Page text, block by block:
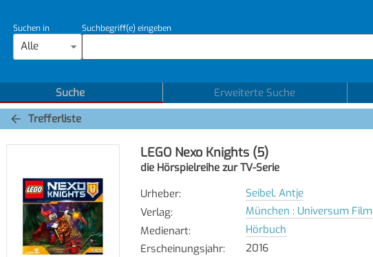
Suchen in
Alle
Suchbegriff(e) eingeben
Suche Erweiterte Suche
Trefferliste
LEGO Nexo Knights (5)
die Hörspielreihe zur TV-Serie
Urheber:
Seibel, Antje
Verlag:
München : Universum Film
Medienart:
Hörbuch
Erscheinungsjahr:
2016